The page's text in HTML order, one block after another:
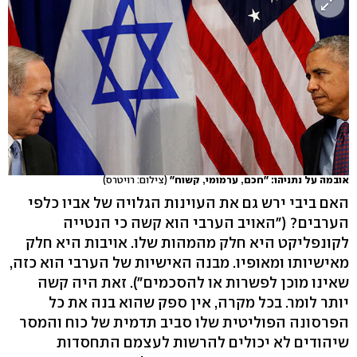
אובמה על נתניהו: ''חכם, ערמומי, קשוח'' (צילום: רויטרס)
האם ביבי ירש גם את העוינות הגלויה של אביו כלפי
הערבים? ("האויב הערבי הוא קשה כי הנטייה
לקונפליקט היא חלק מהמהות שלו. אויבות היא חלק
מאישיותו ומאופיו. מבנה האישיות של הערבי הוא כזה,
שאינו מוכן לפשרות או להסכמים"). זאת היה קשה
יותר לומר. בכל מקרה, אין ספק שהוא בנה את כל
הפרסונה הפוליטית שלו סביב תדמית של כוח והמסר
שיהודים לא יכולים להרשות לעצמם התחסדות